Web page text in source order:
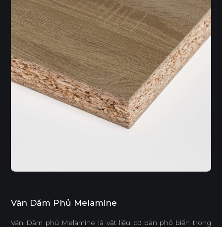
Ván Dăm Phủ Melamine
Ván Dăm phủ Melamine là vật liệu cơ bản phổ biến trong